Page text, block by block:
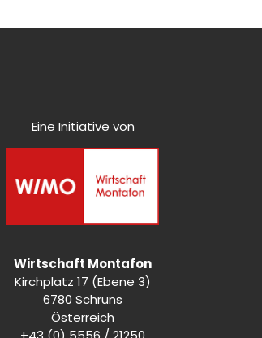
Eine Initiative von
Wirtschaft Montafon
Kirchplatz 17 (Ebene 3)
6780 Schruns
Österreich